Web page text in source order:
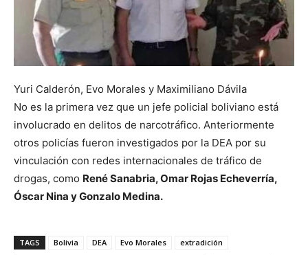
Yuri Calderón, Evo Morales y Maximiliano Dávila
No es la primera vez que un jefe policial boliviano está
involucrado en delitos de narcotráfico. Anteriormente
otros policías fueron investigados por la DEA por su
vinculación con redes internacionales de tráfico de
drogas, como René Sanabria, Omar Rojas Echeverría,
Óscar Nina y Gonzalo Medina.
TAGS Bolivia DEA Evo Morales
extradición